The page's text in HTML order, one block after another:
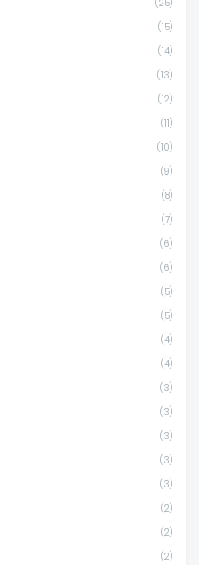
(25)
(15)
(14)
(13)
(12)
(11)
(10)
(9)
(8)
(7)
(6)
(6)
(5)
(5)
(4)
(4)
(3)
(3)
(3)
(3)
(3)
(2)
(2)
(2)